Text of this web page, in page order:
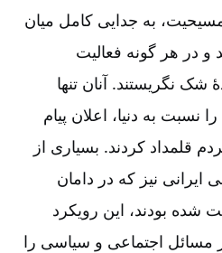
به جدایی کامل میان
در هر گونه فعالیت
نگریستند. آنان تنها
نسبت به دنیا، اعلان پیام
قلمداد کردند. بسیاری از
نیز که در دامان
شده بودند، این رویکرد
مسائل اجتماعی و سیاسی را